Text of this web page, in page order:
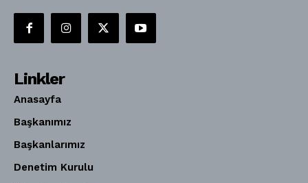
Linkler
Anasayfa
Başkanımız
Başkanlarımız
Denetim Kurulu